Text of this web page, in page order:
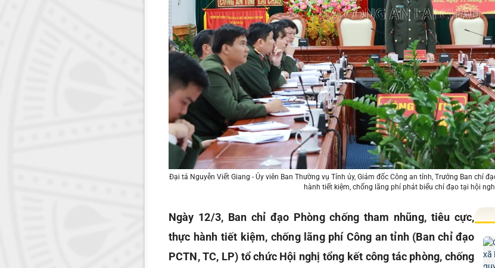
Đại tá Nguyễn Viết Giang - Ủy viên Ban Thường vụ Tỉnh ủy, Giám đốc Công an tỉnh, Trưởng Ban chỉ
hành tiết kiệm, chống lãng phí phát biểu chỉ đạo tại hội
Ngày 12/3, Ban chỉ đạo Phòng chống tham nhũng, tiêu cực,
thực hành tiết kiệm, chống lãng phí Công an tỉnh (Ban chỉ đạo
PCTN, TC, LP) tổ chức Hội nghị tổng kết công tác phòng, chống